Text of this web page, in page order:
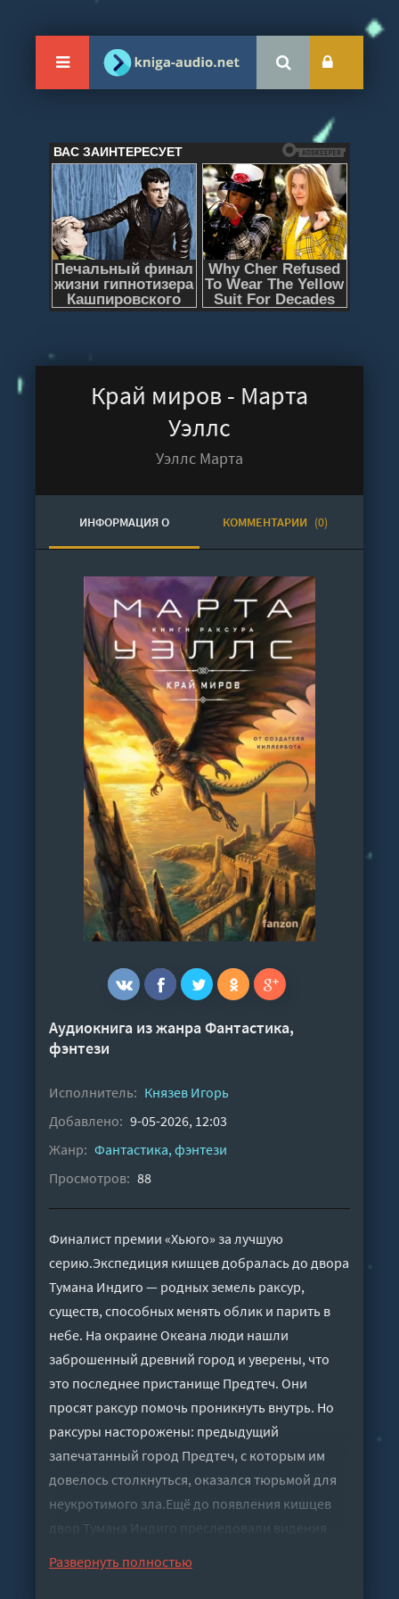
Край миров - Марта
Уэллс
Уэллс Марта
ИНФОРМАЦИЯ О
АУДИОКНИГЕ
КОММЕНТАРИИ (0)
Аудиокнига из жанраФантастика,
фэнтези
Исполнитель: Князев Игорь
Добавлено: 9-05-2026, 12:03
Жанр: Фантастика, фэнтези
Просмотров: 88
Финалист премии «Хьюго» за лучшую
серию.Экспедиция кишцев добралась до двора
Тумана Индиго — родных земель раксур,
существ, способных менять облик и парить в
небе. На окраине Океана люди нашли
заброшенный древний город и уверены, что
это последнее пристанище Предтеч. Они
просят раксур помочь проникнуть внутрь. Но
раксуры насторожены: предыдущий
запечатанный город Предтеч, с которым им
довелось столкнуться, оказался тюрьмой для
неукротимого зла.Ещё до появления кишцев
двор Тумана Индиго преследовали видения
лица мира все дворы раксур. Теперь
Развернуть полностью